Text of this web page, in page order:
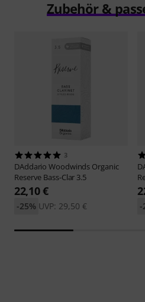
Zubehör &
3
DAddario Woodwinds Organic
Reserve Bass-Clar 3.5
22,10 €
UVP: 29,50 €
-25% -